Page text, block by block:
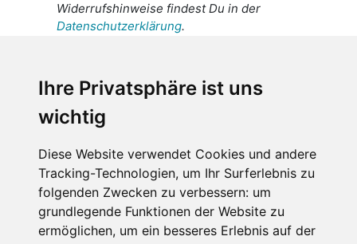
Ihre Privatsphäre ist uns
wichtig
Diese Website verwendet Cookies und andere
Tracking-Technologien, um Ihr Surferlebnis zu
folgenden Zwecken zu verbessern: um
grundlegende Funktionen der Website zu
ermöglichen, um ein besseres Erlebnis auf der
Widerrufshinweise findest Du in der
Datenschutzerklärung.
personenbezogenen Daten an den
Empfänger dieser Nachricht weitergeleitet
werden dürfen. Weitere Informationen und
Datenschutzerklärung.
Anfrage abschicken